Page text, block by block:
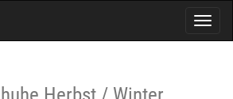
Herbst / Winter